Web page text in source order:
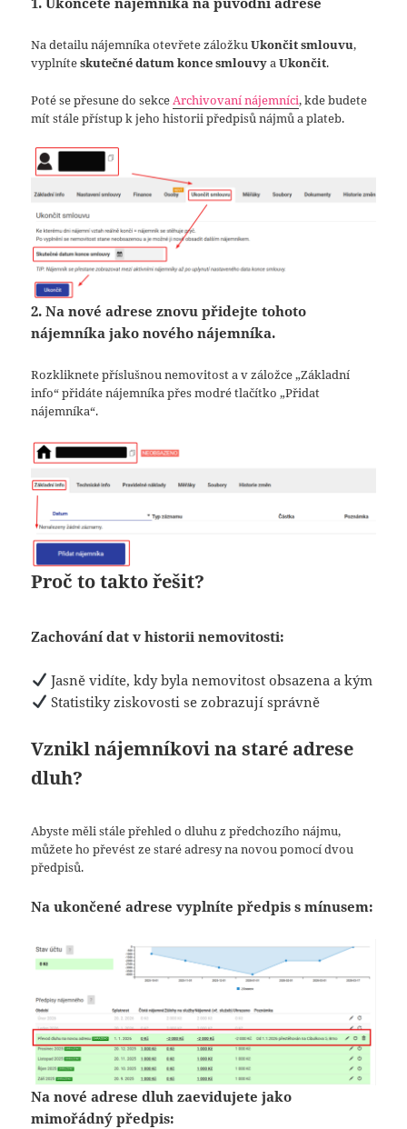
Na detailu nájemníka otevřete záložkuUkončit smlouvu,
vyplníteskutečné datum konce smlouvyaUkončit.
Poté se přesune do sekceArchivovaní nájemníci, kde budete
mít stále přístup k jeho historii předpisů nájmů a plateb.
2. Na nové adrese znovu přidejte tohoto
nájemníka jako nového nájemníka.
Rozkliknete příslušnou nemovitost a v záložce „Základní
info“ přidáte nájemníka přes modré tlačítko „Přidat
nájemníka“.
Proč to takto řešit?
Zachování dat v historii nemovitosti:
Jasně vidíte, kdy byla nemovitost obsazena a kým
Statistiky ziskovosti se zobrazují správně
Vznikl nájemníkovi na staré adrese
dluh?
Abyste měli stále přehled o dluhu z předchozího nájmu,
můžete ho převést ze staré adresy na novou pomocí dvou
předpisů.
Na ukončené adrese vyplníte předpis s mínusem:
Na nové adrese dluh zaevidujete jako
mimořádný předpis: